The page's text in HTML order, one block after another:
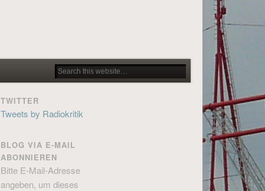
TWITTER
Tweets by Radiokritik
BLOG VIA E-MAIL
ABONNIEREN
Bitte E-Mail-Adresse
angeben, um dieses